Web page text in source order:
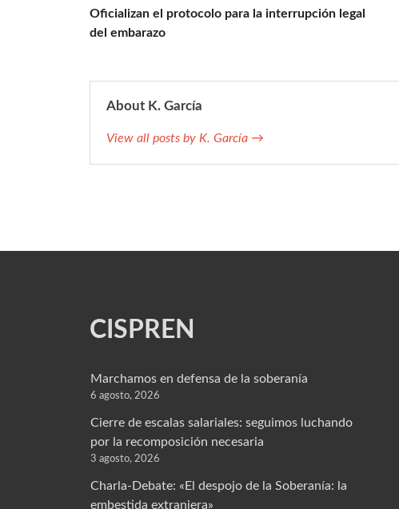
Oficializan el protocolo para la interrupción legal
del embarazo
About K. García
View all posts by K. García →
CISPREN
Marchamos en defensa de la soberanía
6 agosto, 2026
Cierre de escalas salariales: seguimos luchando
por la recomposición necesaria
3 agosto, 2026
Charla-Debate: «El despojo de la Soberanía: la
embestida extranjera»